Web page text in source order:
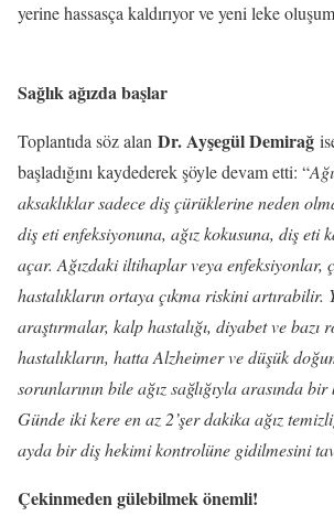
yerine hassasça kaldırıyor ve yeni leke
Sağlık ağızda başlar
Toplantıda söz alan Dr. Ayşegül Demirağ
başladığını kaydederek şöyle devam etti: “
aksaklıklar sadece diş çürüklerine neden
diş eti enfeksiyonuna, ağız kokusuna, diş eti
açar. Ağızdaki iltihaplar veya enfeksiyonlar,
hastalıkların ortaya çıkma riskini artırabilir.
araştırmalar, kalp hastalığı, diyabet ve bazı
hastalıkların, hatta Alzheimer ve düşük
sorunlarının bile ağız sağlığıyla arasında
Günde iki kere en az 2’şer dakika ağız
ayda bir diş hekimi kontrolüne gidilmesini
Çekinmeden gülebilmek önemli!